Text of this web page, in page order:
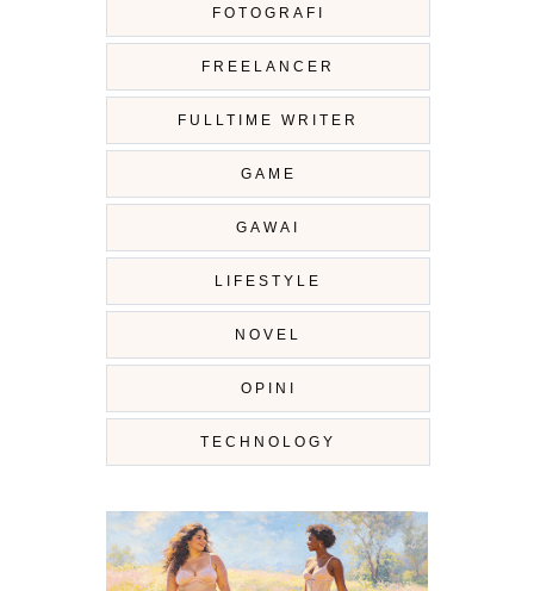
FOTOGRAFI
FREELANCER
FULLTIME WRITER
GAME
GAWAI
LIFESTYLE
NOVEL
OPINI
TECHNOLOGY